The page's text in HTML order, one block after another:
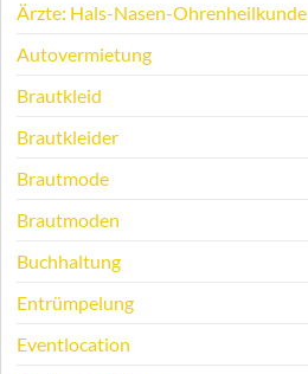
Ärzte: Hals-Nasen-Ohrenheilkunde
Autovermietung
Brautkleid
Brautkleider
Brautmode
Brautmoden
Buchhaltung
Entrümpelung
Eventlocation